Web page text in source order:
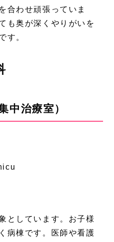
合わせ頑張っていま
も奥が深くやりがいを
す。
中治療室）
としています。お子様
病棟です。医師や看護